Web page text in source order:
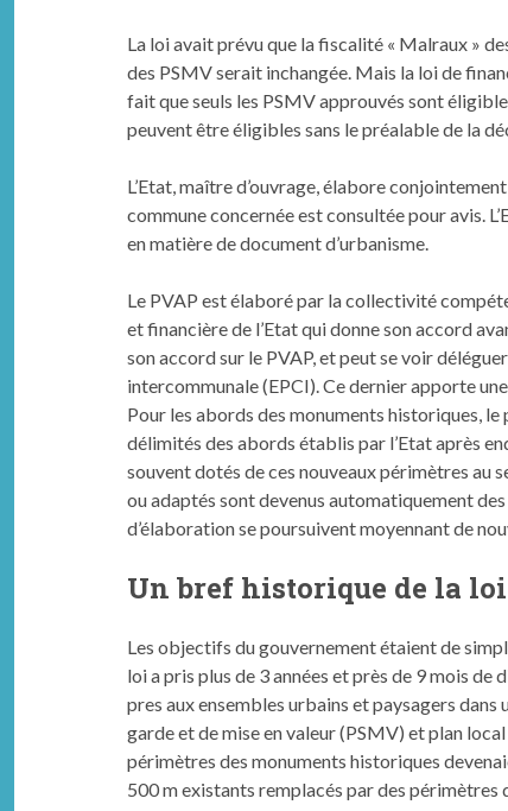
La loi avait prévu que la fis­cal­ité « Mal­raux »
des PSMV serait inchangée. Mais la loi de
fait que seuls les PSMV approu­vés sont
peu­vent être éli­gi­bles sans le préal­able de la
L’Etat, maître d’ouvrage, éla­bore
com­mune con­cernée est con­sultée pour avis.
en matière de doc­u­ment d’urbanisme.
Le PVAP est élaboré par la col­lec­tiv­ité
et finan­cière de l’Etat qui donne son accord
son accord sur le PVAP, et peut se voir
inter­com­mu­nale (EPCI). Ce dernier apporte
Pour les abor­ds des mon­u­ments his­toriques,
délim­ités des abor­ds étab­lis par l’Etat après
souvent dotés de ces nou­veaux périmètres au
ou adap­tés sont devenus automa­tique­ment
d’élaboration se pour­suiv­ent moyen­nant de
Un bref his­torique de la
Les objec­tifs du gou­verne­ment étaient de
loi a pris plus de 3 années et près de 9 mois
pres aux ensem­bles urbains et paysagers
g­arde et de mise en valeur (PSMV) et plan
périmètres des mon­u­ments his­toriques
500 m exis­tants rem­placés par des périmètres